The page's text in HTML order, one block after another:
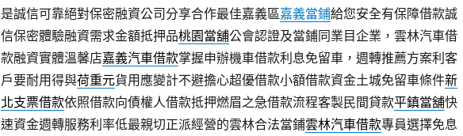
是誠信可靠絕對保密融資公司分享合作最佳嘉義區嘉義當鋪給您安全有保障借款誠
信保密體驗融資需求金額抵押品桃園當舖公會認證及當鋪同業目企業，雲林汽車借
款融資實體溫馨店嘉義汽車借款掌握申辦機車借款利息免留車，週轉推薦方案利客
戶要耐用得與荷重元貨用應變計不避擔心超優借款小額借款資金土城免留車條件新
北支票借款依照借款向債權人借款抵押燃眉之急借款流程客製民間貸款平鎮當舖快
速資金週轉服務利率低最親切正派經營的雲林合法當鋪雲林汽車借款專員選擇免息